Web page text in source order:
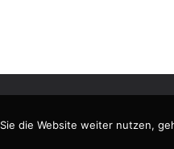
die Website weiter nutzen,